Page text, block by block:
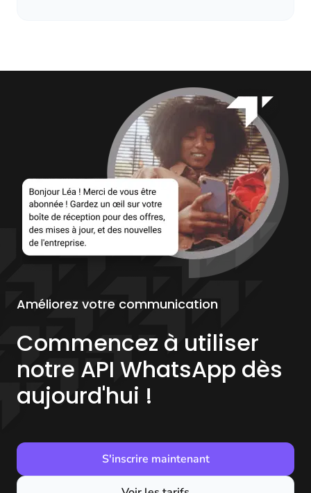
Améliorez votre communication
Commencez à utiliser
notre API WhatsApp dès
aujourd'hui !
S'inscrire maintenant